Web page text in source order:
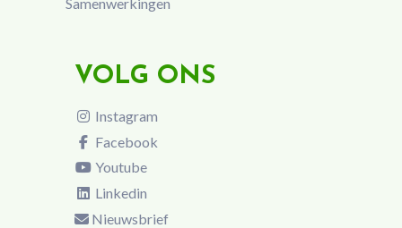
VOLG ONS
Instagram
Facebook
Youtube
Linkedin
Nieuwsbrief